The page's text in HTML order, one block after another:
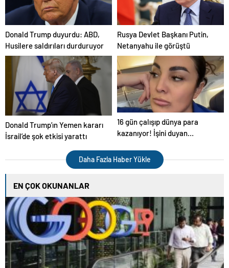
Donald Trump duyurdu: ABD,
Husilere saldırıları durduruyor
Rusya Devlet Başkanı Putin,
Netanyahu ile görüştü
Donald Trump’ın Yemen kararı
İsrail’de şok etkisi yarattı
16 gün çalışıp dünya para
kazanıyor! İşini duyan
Daha Fazla Haber Yükle
EN ÇOK OKUNANLAR